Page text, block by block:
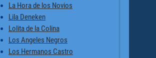
La Hora de los Novios
Lila Deneken
Lolita de la Colina
Los Angeles Negros
Los Hermanos Castro